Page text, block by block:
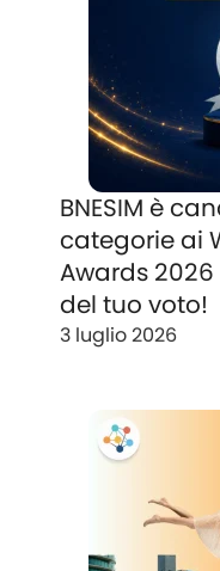
BNESIM è
categorie ai
Awards
del tuo voto!
3 luglio 2026